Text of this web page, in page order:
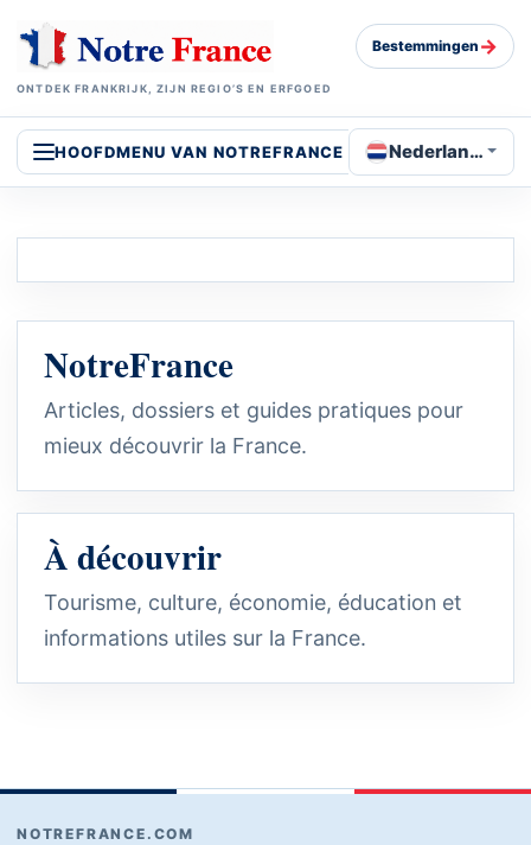
ONTDEK FRANKRIJK, ZIJN REGIO’S EN ERFGOED
Bestemmingen →
HOOFDMENU VAN NOTREFRANCE Nederlands
NotreFrance
Articles, dossiers et guides pratiques pour
mieux découvrir la France.
À découvrir
Tourisme, culture, économie, éducation et
informations utiles sur la France.
NOTREFRANCE.COM